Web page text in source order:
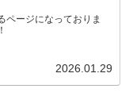
ページになっておりま
2026.01.29